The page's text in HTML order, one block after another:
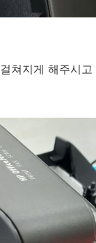
쳐지게 해주시고